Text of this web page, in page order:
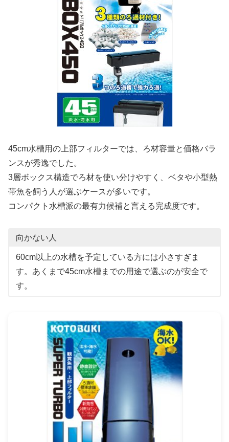
45cm水槽用の上部フィルターでは、ろ材容量と価格バラ
ンスが秀逸でした。
3層ボックス構造でろ材を使い分けやすく、ベタや小型熱
帯魚を飼う人が選ぶケースが多いです。
コンパクト水槽派の最有力候補と言える完成度です。
向かない人
60cm以上の水槽を予定している方には小さすぎま
す。あくまで45cm水槽までの用途で選ぶのが安全で
す。